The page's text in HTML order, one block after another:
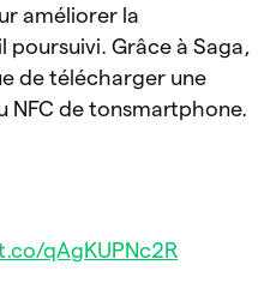
améliorer la
Grâce à Saga,
de télécharger une
NFC de tonsmartphone.
qAgKUPNc2R